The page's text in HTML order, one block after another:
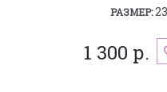
РАЗМЕР:
1 300 р.